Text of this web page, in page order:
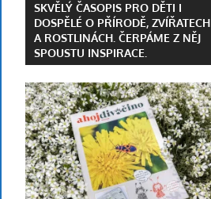
SKVĚLÝ ČASOPIS PRO DĚTI I
DOSPĚLÉ O PŘÍRODĚ, ZVÍŘATECH
A ROSTLINÁCH. ČERPÁME Z NĚJ
SPOUSTU INSPIRACE.